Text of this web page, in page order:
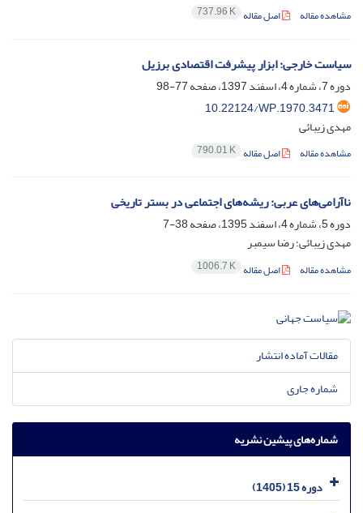
مشاهده مقاله اصل مقاله 737.96 K
سیاست خارجی: ابزار پیشرفت اقتصادی برزیل ‏
دوره 7، شماره 4، اسفند 1397، صفحه
77-98
10.22124/WP.1970.3471
مهدی زیبائی
مشاهده مقاله اصل مقاله 790.01 K
ناآرامی‌های عربی: ریشه‌های اجتماعی در بستر تاریخی
دوره 5، شماره 4، اسفند 1395، صفحه
38-7
مهدی زیبائی؛ رضا سیمبر
مشاهده مقاله اصل مقاله 1006.7 K
مقالات آماده انتشار
شماره جاری
شماره‌های پیشین نشریه
دوره 15 (1405)